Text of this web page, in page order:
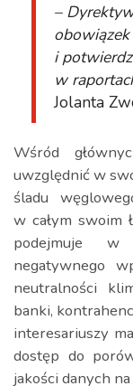
–
i
w
Jolanta
Wśród
uwzględnić w
śladu
w całym swoim
podejmuje w
negatywnego
neutralności
banki,
interesariuszy
dostęp do
jakości danych